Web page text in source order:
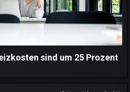
sind um 25 Prozent